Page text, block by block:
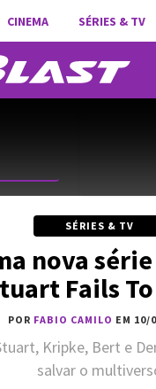
CINEMA SÉRIES & TV
SÉRIES & TV
nova
Fails
POR FABIO CAMILO EM 10/
Kripke, Bert e
salvar o